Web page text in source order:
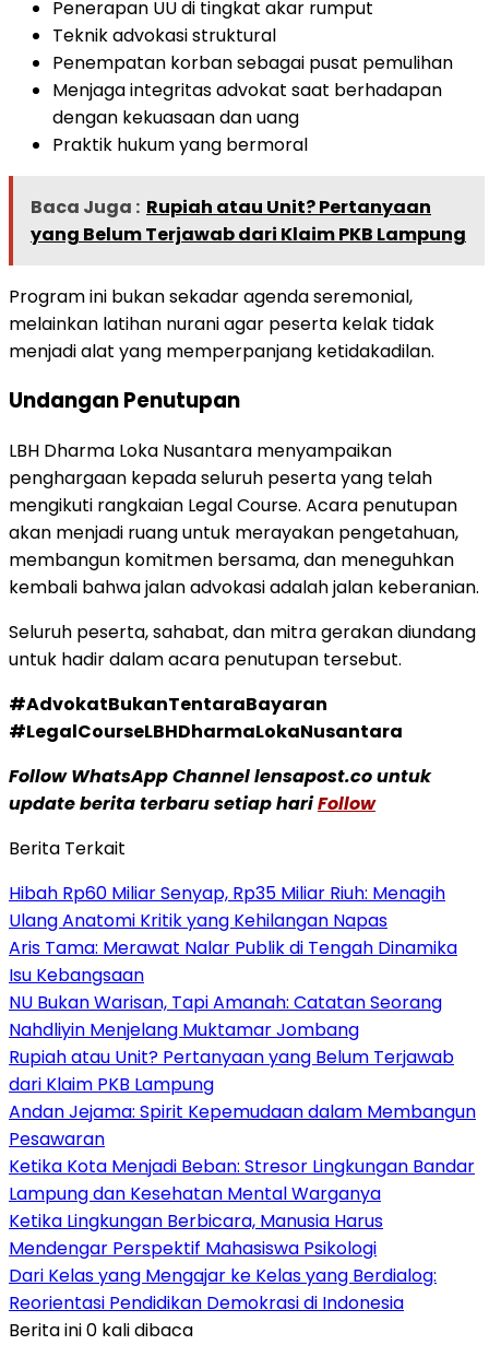
Penerapan UU di tingkat akar rumput
Teknik advokasi struktural
Penempatan korban sebagai pusat pemulihan
Menjaga integritas advokat saat berhadapan
dengan kekuasaan dan uang
Praktik hukum yang bermoral
Baca Juga : Rupiah atau Unit? Pertanyaan
yang Belum Terjawab dari Klaim PKB Lampung
Program ini bukan sekadar agenda seremonial,
melainkan latihan nurani agar peserta kelak tidak
menjadi alat yang memperpanjang ketidakadilan.
Undangan Penutupan
LBH Dharma Loka Nusantara menyampaikan
penghargaan kepada seluruh peserta yang telah
mengikuti rangkaian Legal Course. Acara penutupan
akan menjadi ruang untuk merayakan pengetahuan,
membangun komitmen bersama, dan meneguhkan
kembali bahwa jalan advokasi adalah jalan keberanian.
Seluruh peserta, sahabat, dan mitra gerakan diundang
untuk hadir dalam acara penutupan tersebut.
#AdvokatBukanTentaraBayaran
#LegalCourseLBHDharmaLokaNusantara
Follow WhatsApp Channel lensapost.co untuk
update berita terbaru setiap hariFollow
Berita Terkait
Hibah Rp60 Miliar Senyap, Rp35 Miliar Riuh: Menagih
Ulang Anatomi Kritik yang Kehilangan Napas
Aris Tama: Merawat Nalar Publik di Tengah Dinamika
Isu Kebangsaan
NU Bukan Warisan, Tapi Amanah: Catatan Seorang
Nahdliyin Menjelang Muktamar Jombang
Rupiah atau Unit? Pertanyaan yang Belum Terjawab
dari Klaim PKB Lampung
Andan Jejama: Spirit Kepemudaan dalam Membangun
Pesawaran
Ketika Kota Menjadi Beban: Stresor Lingkungan Bandar
Lampung dan Kesehatan Mental Warganya
Ketika Lingkungan Berbicara, Manusia Harus
Mendengar Perspektif Mahasiswa Psikologi
Dari Kelas yang Mengajar ke Kelas yang Berdialog:
Reorientasi Pendidikan Demokrasi di Indonesia
Berita ini 0 kali dibaca